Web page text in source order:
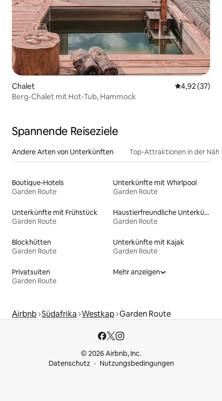
Chalet
4,92 (37)
Berg-Chalet mit Hot-Tub, Hammock
Spannende Reiseziele
Andere Arten von Unterkünften Top-Attraktionen in der
Boutique-Hotels
Garden Route
Unterkünfte mit Whirlpool
Garden Route
Unterkünfte mit Frühstück
Garden Route
Haustierfreundliche Unterkünfte
Garden Route
Blockhütten
Garden Route
Unterkünfte mit Kajak
Garden Route
Privatsuiten
Garden Route
Mehr anzeigen
Airbnb Südafrika Westkap Garden Route
© 2026 Airbnb, Inc.
Datenschutz
Nutzungsbedingungen